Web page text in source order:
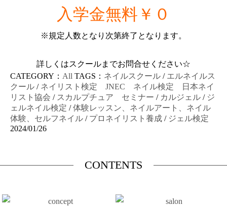
入学金無料￥０
※規定人数となり次第終了となります。
詳しくはスクールまでお問合せください☆
CATEGORY： All TAGS： ネイルスクール / エルネイルス
クール / ネイリスト検定 JNEC ネイル検定 日本ネイ
リスト協会 / スカルプチュア セミナー / カルジェル / ジ
ェルネイル検定 /体験レッスン、ネイルアート、ネイル
体験、セルフネイル / プロネイリスト養成 / ジェル検定
2024/01/26
CONTENTS